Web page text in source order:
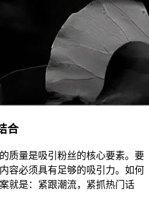
合
质量是吸引粉丝的核心要素。要
容必须具有足够的吸引力。如何
就是：紧跟潮流，紧抓热门话